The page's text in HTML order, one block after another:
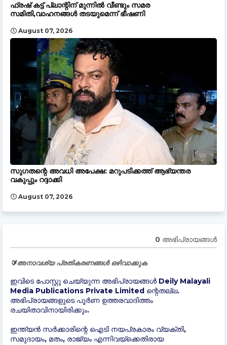
ഫ്രഷ് കട്ട് പ്ലാന്റിന് മുന്നിൽ വീണ്ടും സമര
സമിതി,വാഹനങ്ങൾ തടയുമെന്ന് ഭീഷണി
August 07, 2026
സുഗതന്റെ അവധി അപേക്ഷ: മറുപടിക്കത്ത് ആഭ്യന്തര
വകുപ്പും റദ്ദാക്കി
August 07, 2026
0 അഭിപ്രായങ്ങള്‍
🔰അനാവശ്യ പ്രതികരണങ്ങൾ ഒഴിവാക്കുക
ഇവിടെ പോസ്റ്റു ചെയ്യുന്ന അഭിപ്രായങ്ങൾ Deily Malayali
Media Publications Private Limited ന്റെതല്ല.
അഭിപ്രായങ്ങളുടെ പൂർണ ഉത്തരവാദിത്തം
രചയിതാവിനായിരിക്കും.
ഇന്ത്യന്‍ സർക്കാരിന്റെ ഐടി നയപ്രകാരം വ്യക്തി,
സമുദായം, മതം, രാജ്യം എന്നിവയ്ക്കെതിരായ